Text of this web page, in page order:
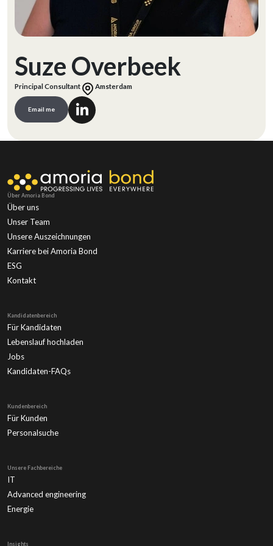
Suze Overbeek
Principal Consultant Amsterdam
Email me
Über Amoria Bond
Über uns
Unser Team
Unsere Auszeichnungen
Karriere bei Amoria Bond
ESG
Kontakt
Kandidatenbereich
Für Kandidaten
Lebenslauf hochladen
Jobs
Kandidaten-FAQs
Kundenbereich
Für Kunden
Personalsuche
Unsere Fachbereiche
IT
Advanced engineering
Energie
Insights